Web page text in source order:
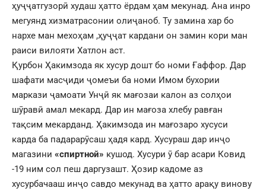
ҳуҷҷатгузорӣ худаш ҳатто ёрдам ҳам мекунад. Ана инро
мегуянд хизматрасонии олиҷаноб. Ту замина хар бо
нархе ман мехоҳам ,ҳуҷҷат кардани он замин кори ман
раиси вилояти Хатлон аст.
Қурбон Ҳакимзода як хусур дошт бо номи Ғаффор. Дар
шафати масҷиди ҷомеъи ба номи Имом бухории
маркази ҷамоати Унҷӣ як мағозаи калон аз солҳои
шӯравӣ амал мекард. Дар ин мағоза хлебу равған
тақсим мекарданд. Ҳакимзода ин мағозаро хусуси
карда ба падарарӯсаш ҳадя кард. Хусураш дар инҷо
магазини «спиртной» кушод. Хусури ӯ бар асари Ковид
-19 ним сол пеш даргузашт. Ҳозир кадоме аз
хусурбачааш инҷо савдо мекунад ва ҳатто арақу винову